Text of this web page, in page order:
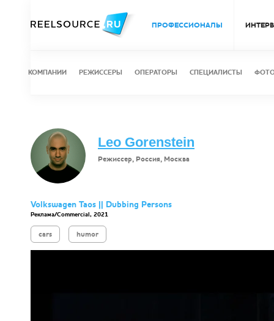
ПРОФЕССИОНАЛЫ
КОМПАНИИ РЕЖИССЕРЫ ОПЕРАТОРЫ СПЕЦИАЛИСТЫ
Leo Gorenstein
Режиссер, Россия, Москва
Volkswagen Taos || Dubbing Persons
Реклама/Commercial, 2021
cars humor